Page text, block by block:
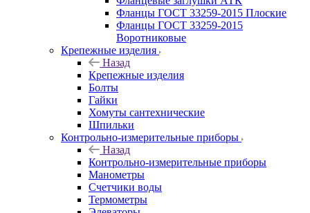
Фланцы ГОСТ 33259-2015 Плоские
Фланцы ГОСТ 33259-2015
Воротниковые
Крепежные изделия
Назад
Крепежные изделия
Болты
Гайки
Хомуты сантехнические
Шпильки
Контрольно-измерительные приборы
Назад
Контрольно-измерительные приборы
Манометры
Счетчики воды
Термометры